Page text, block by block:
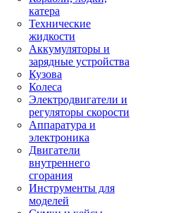
катера
Технические
жидкости
Аккумуляторы и
зарядные устройства
Кузова
Колеса
Электродвигатели и
регуляторы скорости
Аппаратура и
электроника
Двигатели
внутреннего
сгорания
Инструменты для
моделей